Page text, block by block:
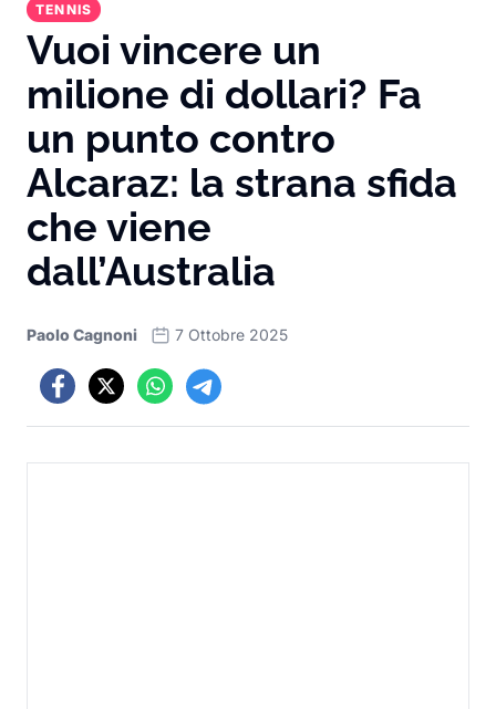
TENNIS
Vuoi vincere un
milione di dollari? Fa
un punto contro
Alcaraz: la strana sfida
che viene
dall’Australia
Paolo Cagnoni 7 Ottobre 2025